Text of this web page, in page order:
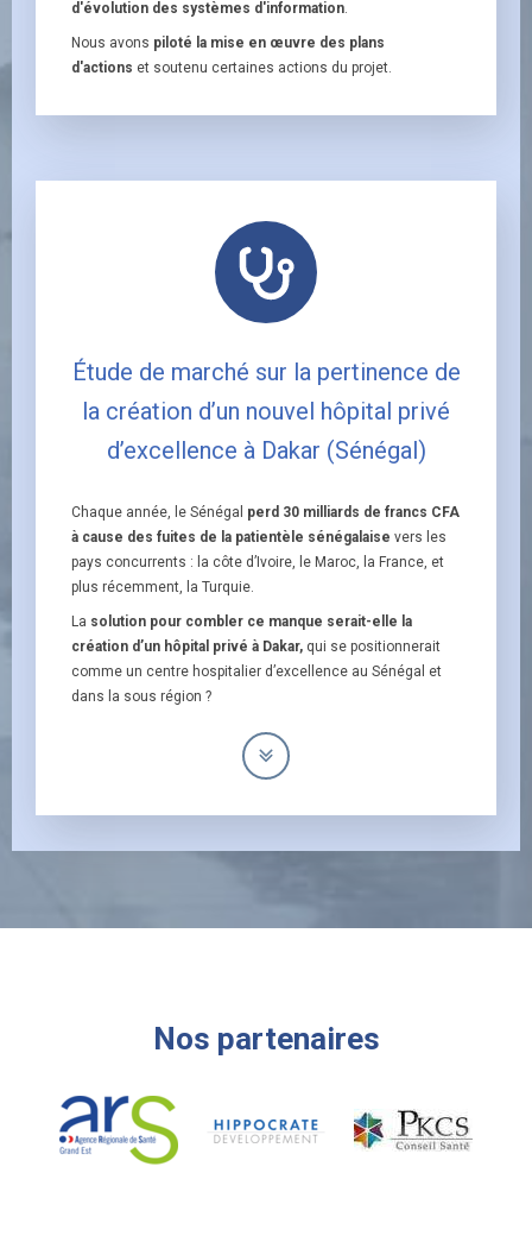
d'évolution des systèmes d'information.
Nous avons piloté la mise en œuvre des plans
d'actions et soutenu certaines actions du projet.
Étude de marché sur la pertinence de
la création d’un nouvel hôpital privé
d’excellence à Dakar (Sénégal​)
Chaque année, le Sénégal perd 30 milliards de francs CFA
à cause des fuites de la patientèle sénégalaise vers les
pays concurrents : la côte d’Ivoire, le Maroc, la France, et
plus récemment, la Turquie.
La solution pour combler ce manque serait-elle la
création d’un hôpital privé à Dakar, qui se positionnerait
comme un centre hospitalier d’excellence au Sénégal et
dans la sous région ?
Nos partenaires